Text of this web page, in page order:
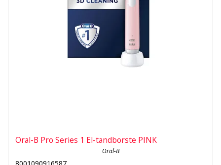
Oral-B Pro Series 1 El-tandborste PINK
Oral-B